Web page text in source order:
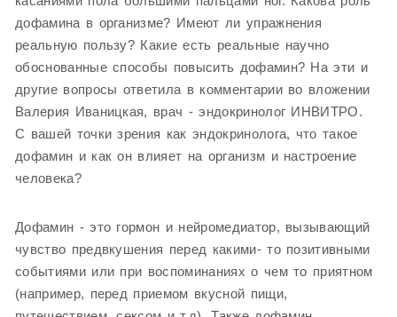
дофамина в организме? Имеют ли упражнения
реальную пользу? Какие есть реальные научно
обоснованные способы повысить дофамин? На эти и
другие вопросы ответила в комментарии во вложении
Валерия Иваницкая, врач - эндокринолог ИНВИТРО.
С вашей точки зрения как эндокринолога, что такое
дофамин и как он влияет на организм и настроение
человека?
Дофамин - это гормон и нейромедиатор, вызывающий
чувство предвкушения перед какими- то позитивными
событиями или при воспоминаниях о чем то приятном
(например, перед приемом вкусной пищи,